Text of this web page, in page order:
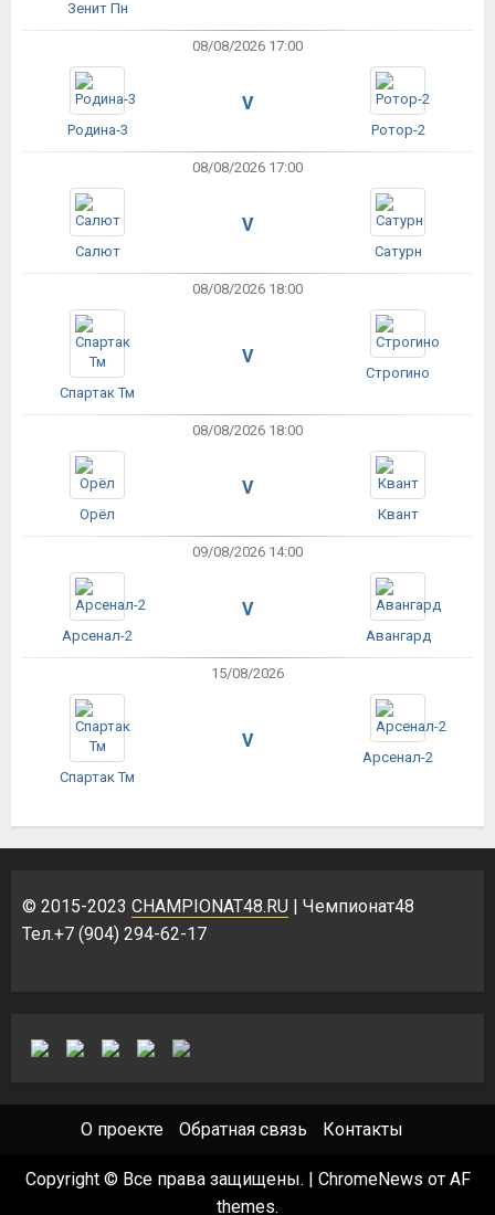
Зенит Пн
08/08/2026 17:00
Родина-3
V
Ротор-2
08/08/2026 17:00
Салют
V
Сатурн
08/08/2026 18:00
Спартак Тм
V
Строгино
08/08/2026 18:00
Орёл
V
Квант
09/08/2026 14:00
Арсенал-2
V
Авангард
15/08/2026
Спартак Тм
V
Арсенал-2
© 2015-2023 CHAMPIONAT48.RU | Чемпионат48
Тел.+7 (904) 294-62-17
О проекте Обратная связь Контакты
Copyright © Все права защищены. ChromeNews от AF
themes.